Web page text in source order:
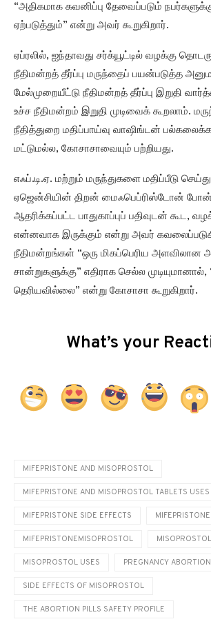
“அதிகமாக கவனிப்பு தேவைப்படும்
ஏற்படுத்தும்” என்று அவர் கூறுகிறார்.
ஏப்ரலில், ஐந்தாவது சர்க்யூட்டில் வழக்கு
நீதிமன்றத் தீர்ப்பு மருந்தைப் பயன்படுத்த
மேல்முறையீட்டு நீதிமன்றத் தீர்ப்பு இறுதி
உச்ச நீதிமன்றம் இறுதி முடிவைக் கூறலாம்.
நீதித்துறை மதிப்பாய்வு வாஷிங்டன்
மட்டுமல்ல, கோசாசாவையும் பற்றியது.
எஃப்.டி.ஏ. மற்றும் மருந்துகளை மதிப்பீடு
ஏஜென்சியின் திறன் மைஃபெப்ரிஸ்டோன்
ஆதரிக்கப்பட்ட பாதுகாப்புப் பதிவுடன் கூட,
என்னவாக இருக்கும் என்று அவர்
நீதிமன்றங்கள் “ஒரு மிகப்பெரிய அளவிலான
சான்றுகளுக்கு” எதிராக செல்ல
தெரியவில்லை” என்று கோசாசா கூறுகிறார்.
What’s your
MIFEPRISTONE AND MISOPROSTOL
MIFEPRISTONE AND MISOPROSTOL TABLETS USES
MIFEPRISTONE SIDE EFFECTS
MIFEPRISTONEMISOPROSTOL
MISOPROSTOL USES PREGNANCY
SIDE EFFECTS OF MISOPROSTOL
THE ABORTION PILLS SAFETY PROFILE